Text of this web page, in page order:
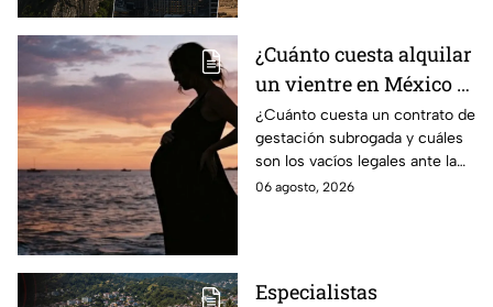
¿Cuánto cuesta alquilar
un vientre en México y
en qué estados se
permite la gestación
subrogada?
¿Cuánto cuesta un contrato de
gestación subrogada y cuáles
son los vacíos legales ante la
falta de una ley federal que
06 agosto, 2026
Especialistas